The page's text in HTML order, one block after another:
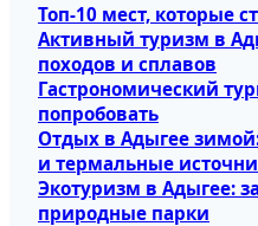
Топ‑10 мест, которые
Активный туризм в
походов и сплавов
Гастрономический
попробовать
Отдых в Адыгее
и термальные
Экотуризм в Адыгее:
природные парки